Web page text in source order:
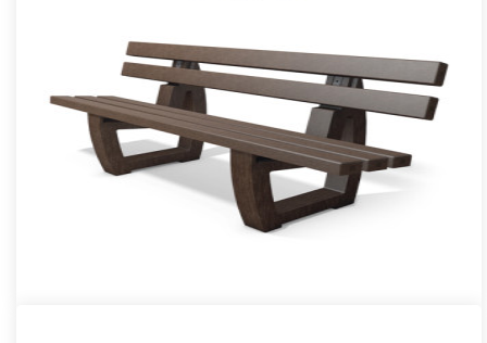
Mobilier urbain conçu en plastique recyclé, le banc Koli se
démarque par sa conception novatrice associant confort,
robustess..
Offre partenaire